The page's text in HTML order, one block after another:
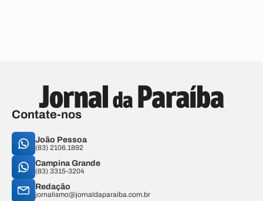
Contate-nos
João Pessoa
(83) 2106.1892
Campina Grande
(83) 3315-3204
Redação
jornalismo@jornaldaparaiba.com.br